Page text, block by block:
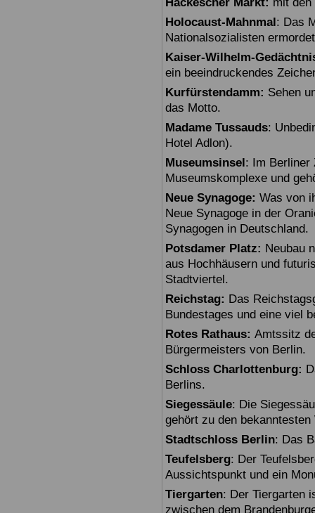
Holocaust-Mahnmal : Das
Nationalsozialisten
Kaiser-Wilhelm-
ein beeindruckendes
Kurfürstendamm: Sehen
das Motto.
Madame Tussauds:
Hotel Adlon).
Museumsinsel : Im Berliner
Museumskomplexe und
Neue Synagoge: Was von
Neue Synagoge in der
Synagogen in Deutschland.
Potsdamer Platz: Neubau
aus Hochhäusern und
Stadtviertel.
Reichstag: Das
Bundestages und eine viel
Rotes Rathaus: Amtssitz
Bürgermeisters von Berlin.
Schloss Charlottenburg:
Berlins.
Siegessäule: Die
gehört zu den
Stadtschloss Berlin: Das
Teufelsberg: Der
Aussichtspunkt und ein
Tiergarten: Der Tiergarten
zwischen dem